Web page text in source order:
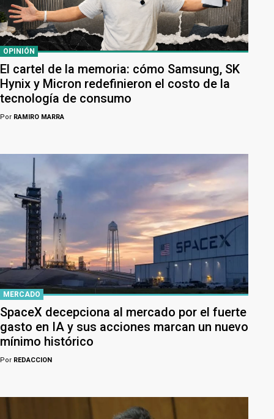
OPINIÓN
El cartel de la memoria: cómo Samsung, SK
Hynix y Micron redefinieron el costo de la
tecnología de consumo
Por RAMIRO MARRA
MERCADO
SpaceX decepciona al mercado por el fuerte
gasto en IA y sus acciones marcan un nuevo
mínimo histórico
Por REDACCION